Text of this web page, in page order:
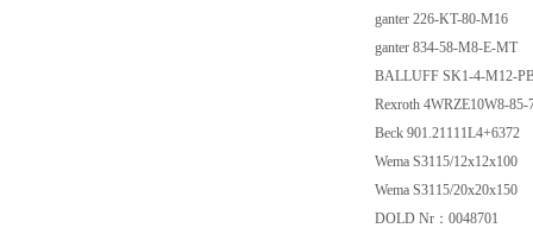
ganter 226-KT-80-M16
ganter 834-58-M8-E-MT
BALLUFF SK1-4-M12-
Rexroth 4WRZE10W8-
Beck 901.21111L4+6372
Wema S3115/12x12x100
Wema S3115/20x20x150
DOLD Nr：0048701